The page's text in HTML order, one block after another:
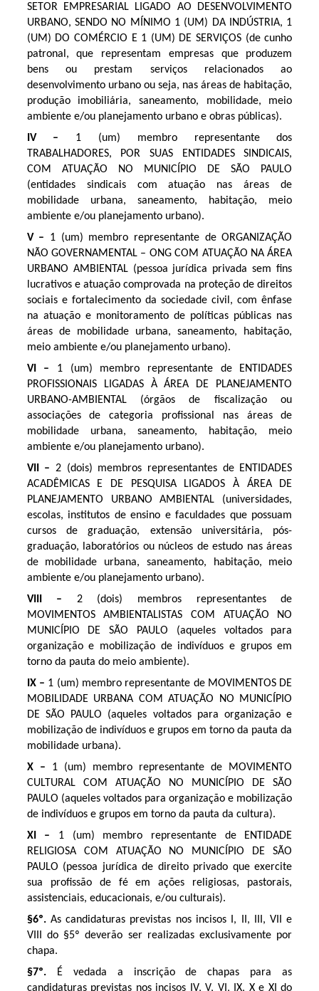
SETOR EMPRESARIAL LIGADO AO DESENVOLVIMENTO
URBANO, SENDO NO MÍNIMO 1 (UM) DA INDÚSTRIA, 1
(UM) DO COMÉRCIO E 1 (UM) DE SERVIÇOS (de cunho
patronal, que representam empresas que produzem
bens ou prestam serviços relacionados ao
desenvolvimento urbano ou seja, nas áreas de habitação,
produção imobiliária, saneamento, mobilidade, meio
ambiente e/ou planejamento urbano e obras públicas).
IV – 1 (um) membro representante dos
TRABALHADORES, POR SUAS ENTIDADES SINDICAIS,
COM ATUAÇÃO NO MUNICÍPIO DE SÃO PAULO
(entidades sindicais com atuação nas áreas de
mobilidade urbana, saneamento, habitação, meio
ambiente e/ou planejamento urbano).
V – 1 (um) membro representante de ORGANIZAÇÃO
NÃO GOVERNAMENTAL – ONG COM ATUAÇÃO NA ÁREA
URBANO AMBIENTAL (pessoa jurídica privada sem fins
lucrativos e atuação comprovada na proteção de direitos
sociais e fortalecimento da sociedade civil, com ênfase
na atuação e monitoramento de políticas públicas nas
áreas de mobilidade urbana, saneamento, habitação,
meio ambiente e/ou planejamento urbano).
VI – 1 (um) membro representante de ENTIDADES
PROFISSIONAIS LIGADAS À ÁREA DE PLANEJAMENTO
URBANO-AMBIENTAL (órgãos de fiscalização ou
associações de categoria profissional nas áreas de
mobilidade urbana, saneamento, habitação, meio
ambiente e/ou planejamento urbano).
VII – 2 (dois) membros representantes de ENTIDADES
ACADÊMICAS E DE PESQUISA LIGADOS À ÁREA DE
PLANEJAMENTO URBANO AMBIENTAL (universidades,
escolas, institutos de ensino e faculdades que possuam
cursos de graduação, extensão universitária, pós-
graduação, laboratórios ou núcleos de estudo nas áreas
de mobilidade urbana, saneamento, habitação, meio
ambiente e/ou planejamento urbano).
VIII – 2 (dois) membros representantes de
MOVIMENTOS AMBIENTALISTAS COM ATUAÇÃO NO
MUNICÍPIO DE SÃO PAULO (aqueles voltados para
organização e mobilização de indivíduos e grupos em
torno da pauta do meio ambiente).
IX – 1 (um) membro representante de MOVIMENTOS DE
MOBILIDADE URBANA COM ATUAÇÃO NO MUNICÍPIO
DE SÃO PAULO (aqueles voltados para organização e
mobilização de indivíduos e grupos em torno da pauta da
mobilidade urbana).
X – 1 (um) membro representante de MOVIMENTO
CULTURAL COM ATUAÇÃO NO MUNICÍPIO DE SÃO
PAULO (aqueles voltados para organização e mobilização
de indivíduos e grupos em torno da pauta da cultura).
XI – 1 (um) membro representante de ENTIDADE
RELIGIOSA COM ATUAÇÃO NO MUNICÍPIO DE SÃO
PAULO (pessoa jurídica de direito privado que exercite
sua profissão de fé em ações religiosas, pastorais,
assistenciais, educacionais, e/ou culturais).
§6º. As candidaturas previstas nos incisos I, II, III, VII e
VIII do §5º deverão ser realizadas exclusivamente por
chapa.
§7º.
É vedada a inscrição de chapas para as
candidaturas previstas nos incisos IV, V, VI, IX, X e XI do